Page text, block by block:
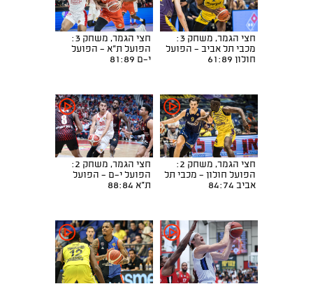
חצי הגמר, משחק 3:
מכבי תל אביב - הפועל
חולון 61:89
חצי הגמר, משחק 3:
הפועל ת"א - הפועל
י-ם 81:89
חצי הגמר, משחק 2:
הפועל חולון - מכבי תל
אביב 84:74
חצי הגמר, משחק 2:
הפועל י-ם - הפועל
ת"א 88:84